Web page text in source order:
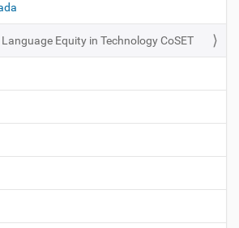
Equity in Technology CoSET